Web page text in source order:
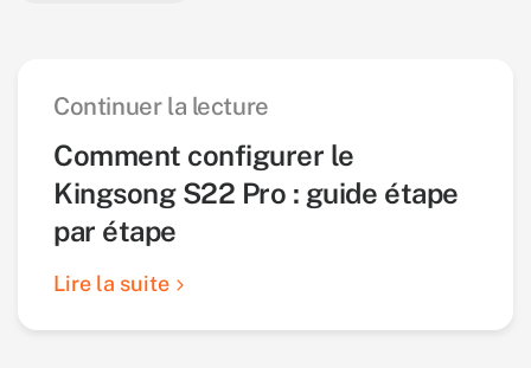
Continuer la lecture
Comment configurer le
Kingsong S22 Pro : guide étape
par étape
Lire la suite